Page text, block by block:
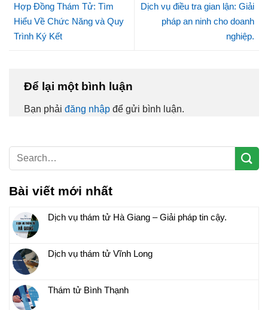
Hợp Đồng Thám Tử: Tìm
Hiểu Về Chức Năng và Quy
Trình Ký Kết
Dịch vụ điều tra gian lận: Giải
pháp an ninh cho doanh
nghiệp.
Để lại một bình luận
Bạn phải đăng nhập để gửi bình luận.
Bài viết mới nhất
Dịch vụ thám tử Hà Giang – Giải pháp tin cậy.
Dịch vụ thám tử Vĩnh Long
Thám tử Bình Thạnh